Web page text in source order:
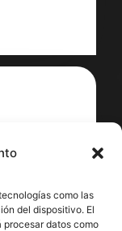
como las
del dispositivo. El
datos como